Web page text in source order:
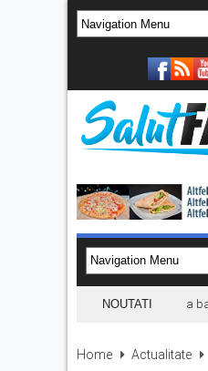
NOUTATI
Autoturism căzut în râul Olt, la
Home
Actualitate